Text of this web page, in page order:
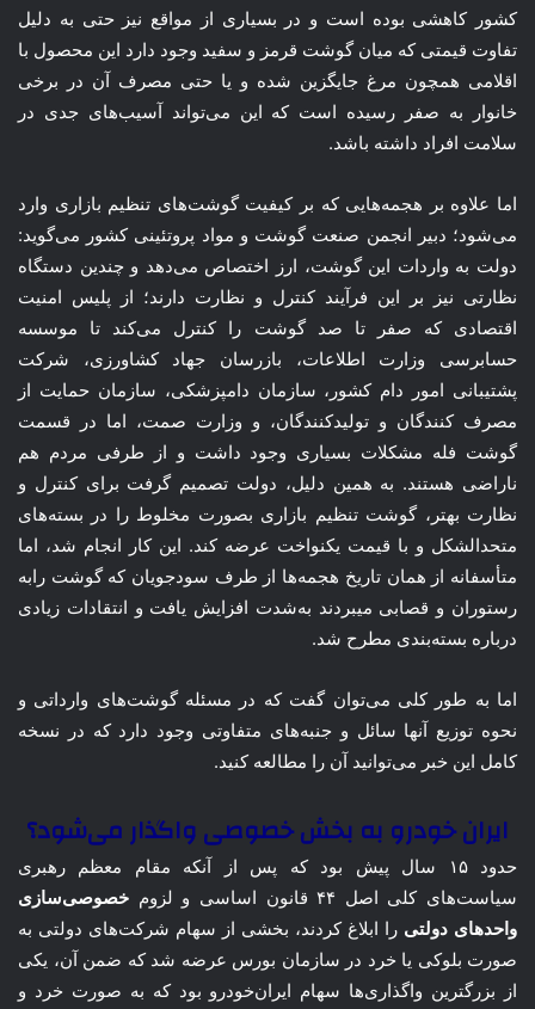
کشور کاهشی بوده است و در بسیاری از مواقع نیز حتی به دلیل
تفاوت قیمتی که میان گوشت قرمز و سفید وجود دارد این محصول با
اقلامی همچون مرغ جایگزین شده و یا حتی مصرف آن در برخی
خانوار به صفر رسیده است که این می‌تواند آسیب‌های جدی در
سلامت افراد داشته باشد.
اما علاوه بر هجمه‌هایی که بر کیفیت گوشت‌های تنظیم بازاری وارد
می‌شود؛ دبیر انجمن صنعت گوشت و مواد پروتئینی کشور می‌گوید:
دولت به واردات این گوشت، ارز اختصاص می‌دهد و چندین دستگاه
نظارتی نیز بر این فرآیند کنترل و نظارت دارند؛ از پلیس امنیت
اقتصادی که صفر تا صد گوشت را کنترل می‌کند تا موسسه
حسابرسی وزارت اطلاعات، بازرسان جهاد کشاورزی، شرکت
پشتیبانی امور دام کشور، سازمان دامپزشکی، سازمان حمایت از
مصرف کنندگان و تولیدکنندگان، و وزارت صمت، اما در قسمت
گوشت فله مشکلات بسیاری وجود داشت و از طرفی مردم هم
ناراضی هستند. به همین دلیل، دولت تصمیم گرفت برای کنترل و
نظارت بهتر، گوشت تنظیم بازاری بصورت مخلوط را در بسته‌های
متحدالشکل و با قیمت یکنواخت عرضه کند. این کار انجام شد، اما
متأسفانه از همان تاریخ هجمه‌ها از طرف سودجویان که گوشت رابه
رستوران و قصابی میبردند به‌شدت افزایش یافت و انتقادات زیادی
درباره بسته‌بندی مطرح شد.
اما به طور کلی می‌توان گفت که در مسئله گوشت‌های وارداتی و
نحوه توزیع آنها سائل و جنبه‌های متفاوتی وجود دارد که در نسخه
کامل این خبر می‌توانید آن را مطالعه کنید.
ایران خودرو به بخش خصوصی واگذار می‌شود؟
حدود ۱۵ سال پیش بود که پس از آنکه مقام معظم رهبری
سیاست‌های کلی اصل ۴۴ قانون اساسی و لزوم
خصوصی‌سازی
واحدهای دولتی را ابلاغ کردند، بخشی از سهام شرکت‌های دولتی به
صورت بلوکی یا خرد در سازمان بورس عرضه شد که ضمن آن، یکی
از بزرگترین واگذاری‌ها سهام ایران‌خودرو بود که به صورت خرد و